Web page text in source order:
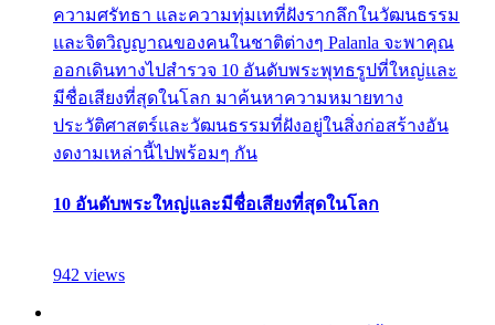
ความศรัทธา และความทุ่มเทที่ฝังรากลึกในวัฒนธรรม
และจิตวิญญาณของคนในชาติต่างๆ Palanla จะพาคุณ
ออกเดินทางไปสำรวจ 10 อันดับพระพุทธรูปที่ใหญ่และ
มีชื่อเสียงที่สุดในโลก มาค้นหาความหมายทาง
ประวัติศาสตร์และวัฒนธรรมที่ฝังอยู่ในสิ่งก่อสร้างอัน
งดงามเหล่านี้ไปพร้อมๆ กัน
10 อันดับพระใหญ่และมีชื่อเสียงที่สุดในโลก
942 views